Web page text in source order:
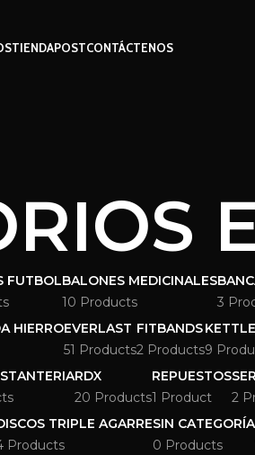
TIENDAPOSTCONTÁCTENOS
FUTBOLBALONES MEDICINALES
10 Products
3
HIERROEVERLAST
51 Products
FITBANDS
2 Products9
RDX
20 Products
REPUESTOS
1 Product
2
TRIPLE AGARRE
Products
SIN CATEGORÍA
0 Products